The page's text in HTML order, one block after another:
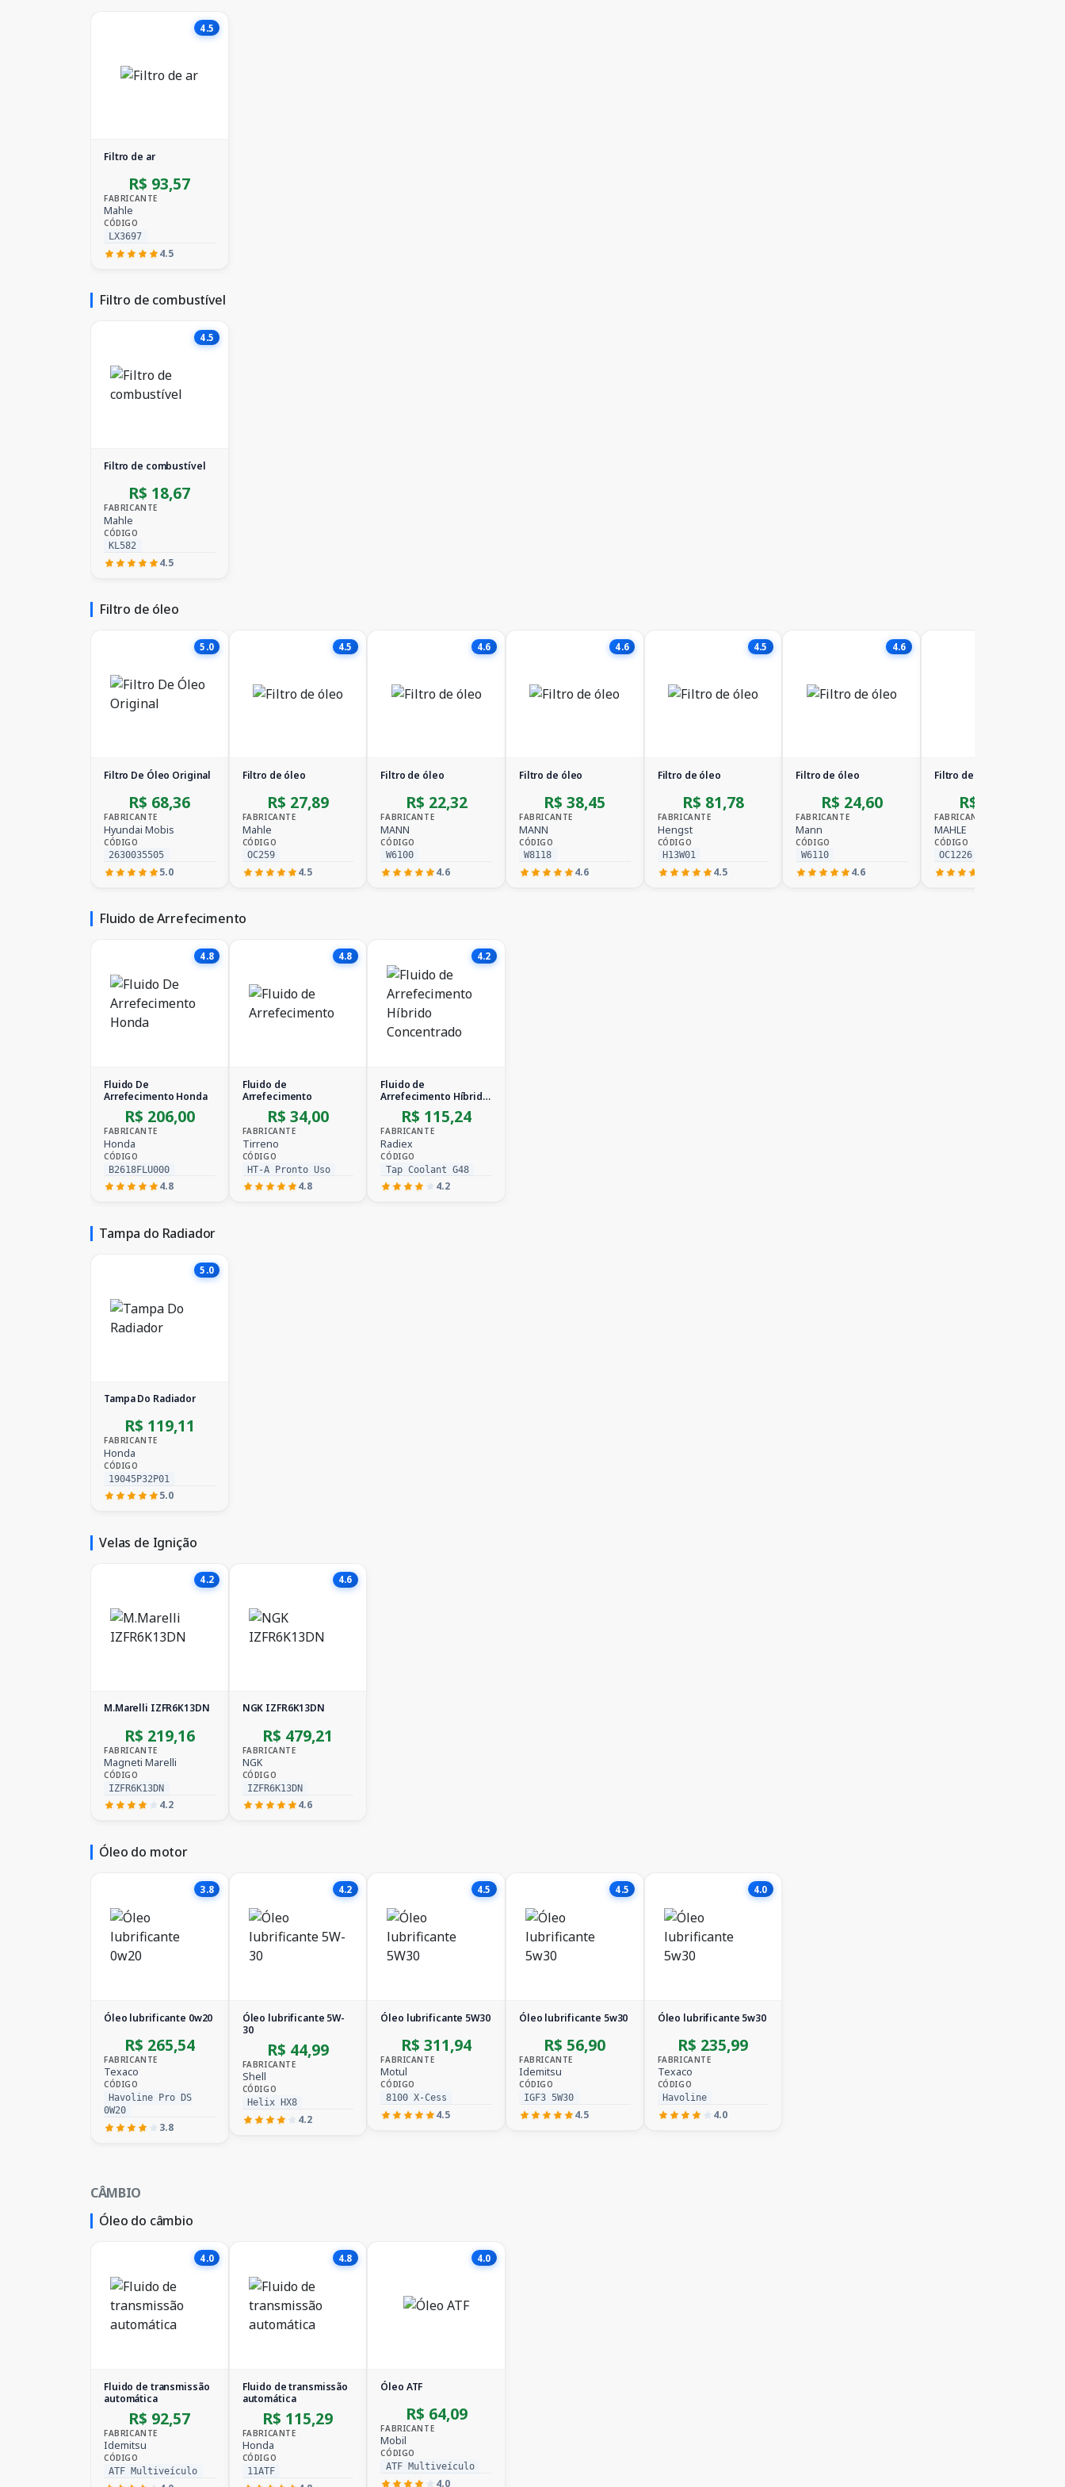
4.5
Filtro de ar
R$ 93,57
FABRICANTE
Mahle
CÓDIGO
LX3697
4.5
Filtro de combustível
4.5
Filtro de combustível
R$ 18,67
FABRICANTE
Mahle
CÓDIGO
KL582
4.5
Filtro de óleo
5.0
Filtro De Óleo Original
R$ 68,36
FABRICANTE
Hyundai Mobis
CÓDIGO
2630035505
5.0
4.5
Filtro de óleo
R$ 27,89
FABRICANTE
Mahle
CÓDIGO
OC259
4.5
4.6
Filtro de óleo
R$ 22,32
FABRICANTE
MANN
CÓDIGO
W6100
4.6
4.6
Filtro de óleo
R$ 38,45
FABRICANTE
MANN
CÓDIGO
W8118
4.6
4.5
Filtro de óleo
R$ 81,78
FABRICANTE
Hengst
CÓDIGO
H13W01
4.5
4.6
Filtro de óleo
R$ 24,60
FABRICANTE
Mann
CÓDIGO
W6110
4.6
Filtro de óleo
R$ 31,58
FABRICANTE
MAHLE
CÓDIGO
OC1226
Fluido de Arrefecimento
4.8
Fluido De
Arrefecimento Honda
R$ 206,00
FABRICANTE
Honda
CÓDIGO
B2618FLU000
4.8
4.8
Fluido de
Arrefecimento
R$ 34,00
FABRICANTE
Tirreno
CÓDIGO
HT-A Pronto Uso
4.8
4.2
Fluido de
Arrefecimento Híbrido
Concentrado
R$ 115,24
FABRICANTE
Radiex
CÓDIGO
Tap Coolant G48
4.2
Tampa do Radiador
5.0
Tampa Do Radiador
R$ 119,11
FABRICANTE
Honda
CÓDIGO
19045P32P01
5.0
Velas de Ignição
4.2
M.Marelli IZFR6K13DN
R$ 219,16
FABRICANTE
Magneti Marelli
CÓDIGO
IZFR6K13DN
4.2
4.6
NGK IZFR6K13DN
R$ 479,21
FABRICANTE
NGK
CÓDIGO
IZFR6K13DN
4.6
Óleo do motor
3.8
Óleo lubrificante 0w20
R$ 265,54
FABRICANTE
Texaco
CÓDIGO
Havoline Pro DS
0W20
3.8
4.2
Óleo lubrificante 5W-
30
R$ 44,99
FABRICANTE
Shell
CÓDIGO
Helix HX8
4.2
4.5
Óleo lubrificante 5W30
R$ 311,94
FABRICANTE
Motul
CÓDIGO
8100 X-Cess
4.5
4.5
Óleo lubrificante 5w30
R$ 56,90
FABRICANTE
Idemitsu
CÓDIGO
IGF3 5W30
4.5
4.0
Óleo lubrificante 5w30
R$ 235,99
FABRICANTE
Texaco
CÓDIGO
Havoline
4.0
CÂMBIO
Óleo do câmbio
4.0
Fluido de transmissão
automática
R$ 92,57
FABRICANTE
Idemitsu
CÓDIGO
ATF Multiveículo
4.8
Fluido de transmissão
automática
R$ 115,29
FABRICANTE
Honda
CÓDIGO
11ATF
4.0
Óleo ATF
R$ 64,09
FABRICANTE
Mobil
CÓDIGO
ATF Multiveículo
4.0